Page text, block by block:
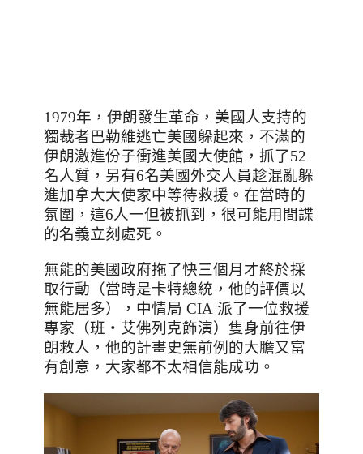
1979年，伊朗發生革命，美國人支持的
獨裁者巴勒維逃亡美國躲起來，不滿的
伊朗激進份子衝進美國大使館，抓了52
名人質，另有6名美國外交人員趁混亂躲
進加拿大大使家中等待救援。在當時的
氛圍，這6人一但被抓到，很可能用間諜
的名義立刻處死。
無能的美國政府拖了快三個月才終於採
取行動（當時是卡特總統，他的評價以
無能居多）， 中情局 CIA 派了一位救援
專家 （班‧ 艾佛列克飾演）隻身前往伊
朗救人，他的計畫史無前例的大膽又富
有創意，大家都不太相信能成功。